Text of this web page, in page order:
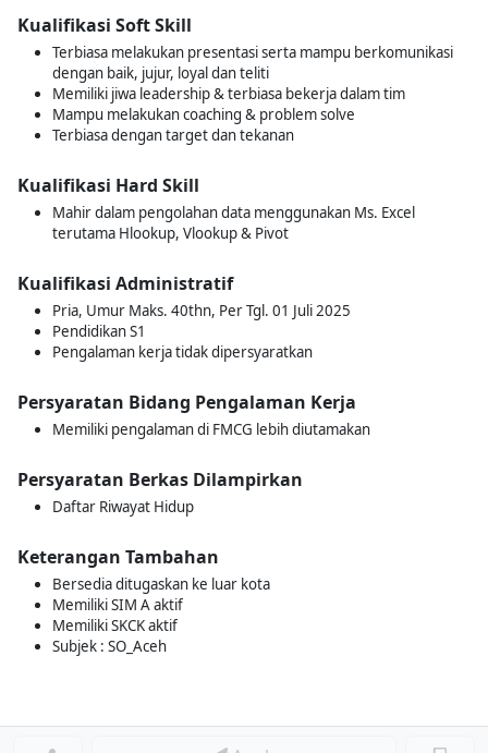
Kualifikasi Soft Skill
Terbiasa melakukan presentasi serta mampu berkomunikasi
dengan baik, jujur, loyal dan teliti
Memiliki jiwa leadership & terbiasa bekerja dalam tim
Mampu melakukan coaching & problem solve
Terbiasa dengan target dan tekanan
Kualifikasi Hard Skill
Mahir dalam pengolahan data menggunakan Ms. Excel
terutama Hlookup, Vlookup & Pivot
Kualifikasi Administratif
Pria, Umur Maks. 40thn, Per Tgl. 01 Juli 2025
Pendidikan S1
Pengalaman kerja tidak dipersyaratkan
Persyaratan Bidang Pengalaman Kerja
Memiliki pengalaman di FMCG lebih diutamakan
Persyaratan Berkas Dilampirkan
Daftar Riwayat Hidup
Keterangan Tambahan
Bersedia ditugaskan ke luar kota
Memiliki SIM A aktif
Memiliki SKCK aktif
Subjek : SO_Aceh